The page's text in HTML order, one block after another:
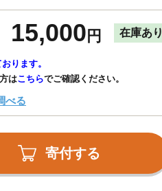
15,000 円 在庫あり
ります。
はこちらでご確認ください。
べる
寄付する